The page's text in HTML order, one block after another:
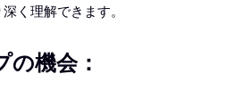
く理解できます。
の機会：